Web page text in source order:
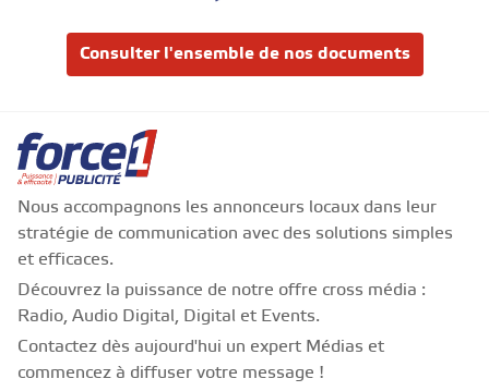
Consulter l'ensemble de nos documents
Nous accompagnons les annonceurs locaux dans leur
stratégie de communication avec des solutions simples
et efficaces.
Découvrez la puissance de notre offre cross média :
Radio, Audio Digital, Digital et Events.
Contactez dès aujourd'hui un expert Médias et
commencez à diffuser votre message !